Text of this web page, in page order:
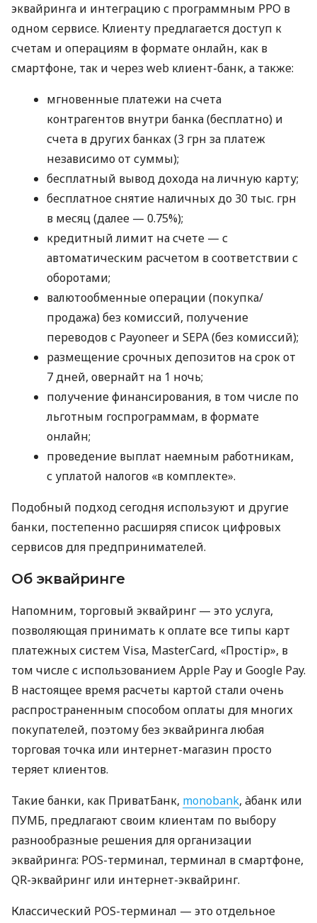
эквайринга и интеграцию с программным РРО в
одном сервисе. Клиенту предлагается доступ к
счетам и операциям в формате онлайн, как в
смартфоне, так и через web клиент-банк, а также:
мгновенные платежи на счета
контрагентов внутри банка (бесплатно) и
счета в других банках (3 грн за платеж
независимо от суммы);
бесплатный вывод дохода на личную карту;
бесплатное снятие наличных до 30 тыс. грн
в месяц (далее — 0.75%);
кредитный лимит на счете — с
автоматическим расчетом в соответствии с
оборотами;
валютообменные операции (покупка/
продажа) без комиссий, получение
переводов с Payoneer и SEPA (без комиссий);
размещение срочных депозитов на срок от
7 дней, овернайт на 1 ночь;
получение финансирования, в том числе по
льготным госпрограммам, в формате
онлайн;
проведение выплат наемным работникам,
с уплатой налогов «в комплекте».
Подобный подход сегодня используют и другие
банки, постепенно расширяя список цифровых
сервисов для предпринимателей.
Об эквайринге
Напомним, торговый эквайринг — это услуга,
позволяющая принимать к оплате все типы карт
платежных систем Visa, MasterCard, «Простір», в
том числе с использованием Apple Pay и Google Pay.
В настоящее время расчеты картой стали очень
распространенным способом оплаты для многих
покупателей, поэтому без эквайринга любая
торговая точка или интернет-магазин просто
теряет клиентов.
Такие банки, как ПриватБанк, monobank, àбанк или
ПУМБ, предлагают своим клиентам по выбору
разнообразные решения для организации
эквайринга: POS-терминал, терминал в смартфоне,
QR-эквайринг или интернет-эквайринг.
Классический POS-терминал — это отдельное